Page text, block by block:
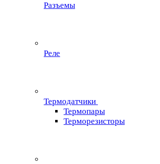
Разъемы
Реле
Термодатчики
Термопары
Терморезисторы